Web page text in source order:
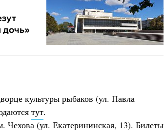
дочь»
культуры рыбаков (ул. Павла
тут.
Чехова (ул. Екатерининская, 13). Билеты